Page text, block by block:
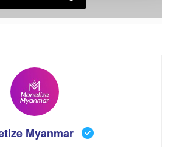
ေအနေနဲ့ Video တွေဖန်တီးတဲ့အခါ
ော့ Audio Copyright ကိစ္စတွေ
Copyright ကိစ္စတွေကို ရှင်းလင်းတဲ့
နဲ့သာ ရှင်းမှသာ မိမိတို့ Channel ရဲ့
စ္စများ ရေရှည်အဆင်ပြေမှာ ဖြစ်ပါ
Myanmar